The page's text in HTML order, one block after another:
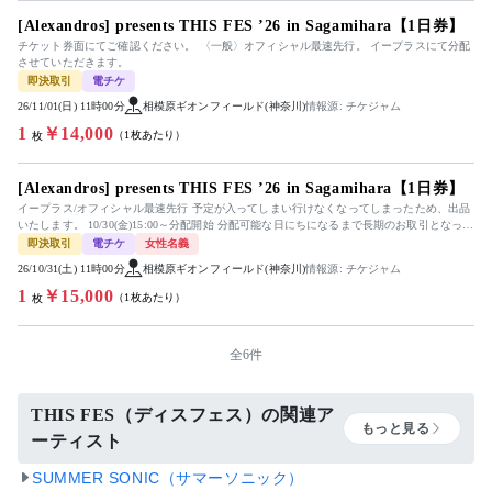
[Alexandros] presents THIS FES ’26 in Sagamihara【1日券】
チケット券面にてご確認ください。 〈一般〉オフィシャル最速先行。 イープラスにて分配
させていただきます。
即決取引
電チケ
26/11/01(日) 11時00分 相模原ギオンフィールド(神奈川)情報源: チケジャム
1 枚￥14,000 （1枚あたり）
[Alexandros] presents THIS FES ’26 in Sagamihara【1日券】
イープラス/オフィシャル最速先行 予定が入ってしまい行けなくなってしまったため、出品
いたします。 10/30(金)15:00～分配開始 分配可能な日にちになるまで長期のお取引となって
しまいま...
即決取引 電チケ 女性名義
26/10/31(土) 11時00分 相模原ギオンフィールド(神奈川)情報源: チケジャム
1 枚￥15,000 （1枚あたり）
全6件
THIS FES（ディスフェス）の関連ア
ーティスト
もっと見る
SUMMER SONIC（サマーソニック）